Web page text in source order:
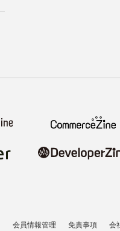
会員情報管理 免責事項 会